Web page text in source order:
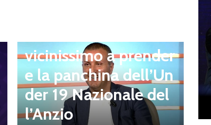
vicinissimo a prender
e la panchina dell’Un
der 19 Nazionale del
l’Anzio